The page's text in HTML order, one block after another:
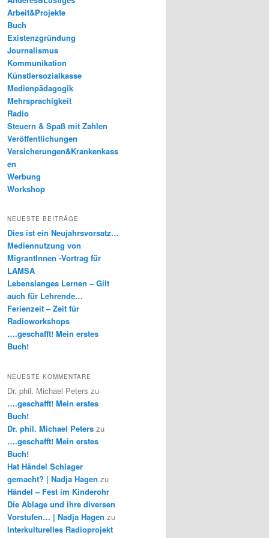
Arbeit&Projekte
Buch
Existenzgründung
Journalismus
Kommunikation
Künstlersozialkasse
Medienpädagogik
Mehrsprachigkeit
Radio
Steuern & Spaß mit Zahlen
Veröffentlichungen
Versicherungen&Krankenkass
en
Werbung
Workshop
NEUESTE BEITRÄGE
Dies ist ein Neujahrsvorsatz…
Mediennutzung von
MigrantInnen -Vortrag für
LAMSA
Lebenslanges Lernen – Gilt
auch für Lehrende…
Ferienzeit – Zeit für
Radioworkshops
….geschafft! Mein erstes
Buch!
NEUESTE KOMMENTARE
Dr. phil. Michael Peters zu
….geschafft! Mein erstes
Buch!
Dr. phil. Michael Peters zu
….geschafft! Mein erstes
Buch!
Hat Händel Schlager
gemacht? | Nadja Hagen zu
Händel – Fest im Kinderohr
Die Ablage und ihre diversen
Vorstufen… | Nadja Hagen zu
Interkulturelles Radioprojekt